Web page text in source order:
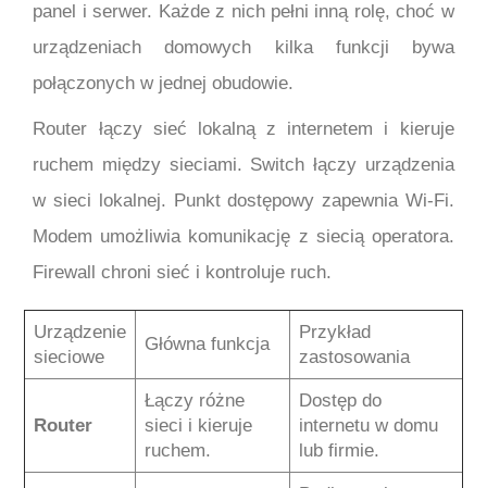
panel i serwer. Każde z nich pełni inną rolę, choć w
urządzeniach domowych kilka funkcji bywa
połączonych w jednej obudowie.
Router łączy sieć lokalną z internetem i kieruje
ruchem między sieciami. Switch łączy urządzenia
w sieci lokalnej. Punkt dostępowy zapewnia Wi-Fi.
Modem umożliwia komunikację z siecią operatora.
Firewall chroni sieć i kontroluje ruch.
Urządzenie
sieciowe
Główna funkcja
Przykład
zastosowania
Router
Łączy różne
sieci i kieruje
ruchem.
Dostęp do
internetu w domu
lub firmie.